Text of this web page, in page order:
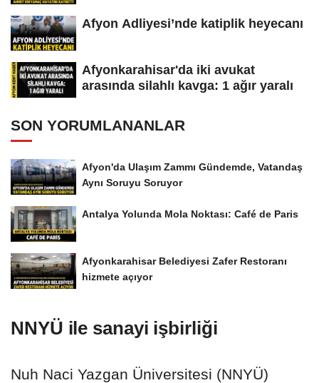
Afyon Adliyesi’nde katiplik heyecanı
Afyonkarahisar'da iki avukat
arasında silahlı kavga: 1 ağır yaralı
SON YORUMLANANLAR
Afyon'da Ulaşım Zammı Gündemde, Vatandaş
Aynı Soruyu Soruyor
Antalya Yolunda Mola Noktası: Café de Paris
Afyonkarahisar Belediyesi Zafer Restoranı
hizmete açıyor
NNYÜ ile sanayi işbirliği
Nuh Naci Yazgan Üniversitesi (NNYÜ)